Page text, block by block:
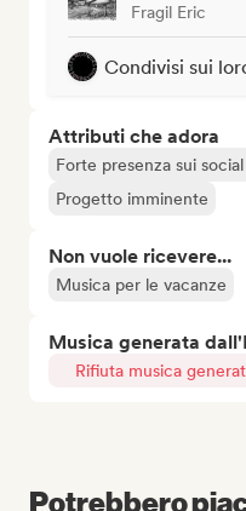
Fragil Eric
Condivisi sui
Attributi che adora
Forte presenza sui
Progetto imminente
Non vuole ricevere...
Musica per le vacanze
Musica generata
Rifiuta musica
Potrebbero